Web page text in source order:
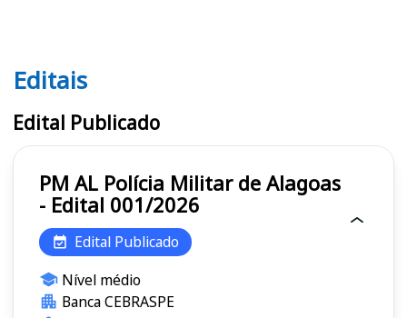
Editais PM AL
Editais
Edital Publicado
PM AL Polícia Militar de Alagoas
- Edital 001/2026
Edital Publicado
Nível médio
Banca CEBRASPE